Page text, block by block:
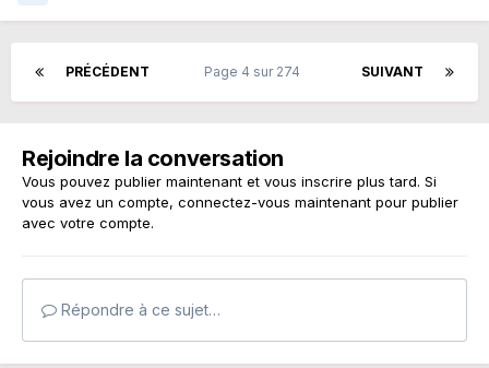
PRÉCÉDENT SUIVANT
Page 4 sur 274
Rejoindre la conversation
Vous pouvez publier maintenant et vous inscrire plus tard. Si
vous avez un compte, connectez-vous maintenant pour publier
avec votre compte.
Répondre à ce sujet…